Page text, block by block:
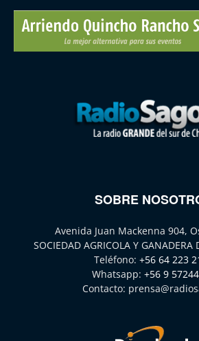
SOBRE
Avenida Juan Mackenna 904,
SOCIEDAD AGRICOLA Y GANADERA
Teléfono: +56 64 223
Whatsapp: +56 9
Contacto: